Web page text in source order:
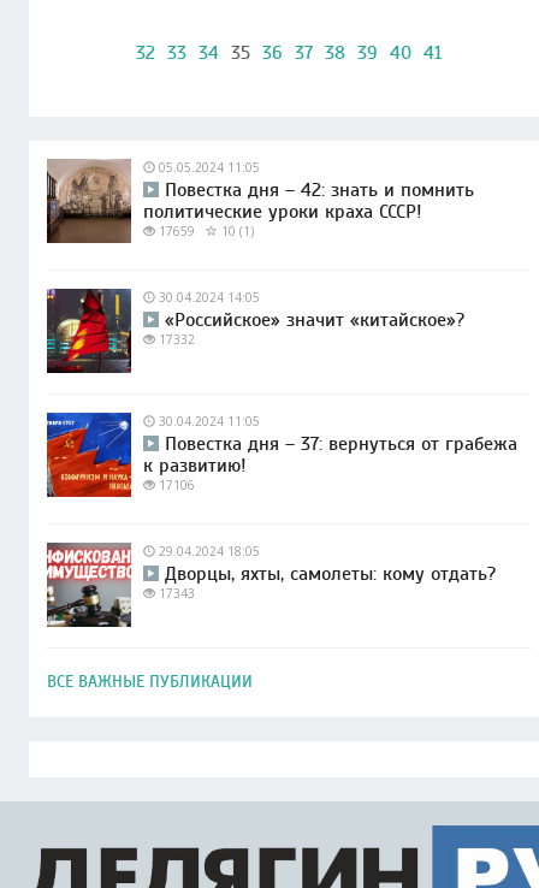
32 33 34 35 36 37 38 39 40 41
05.05.2024 11:05
Повестка дня – 42: знать и помнить
политические уроки краха СССР!
17659 10 (1)
30.04.2024 14:05
«Российское» значит «китайское»?
17332
30.04.2024 11:05
Повестка дня – 37: вернуться от грабежа
к развитию!
17106
29.04.2024 18:05
Дворцы, яхты, самолеты: кому отдать?
17343
ВСЕ ВАЖНЫЕ ПУБЛИКАЦИИ